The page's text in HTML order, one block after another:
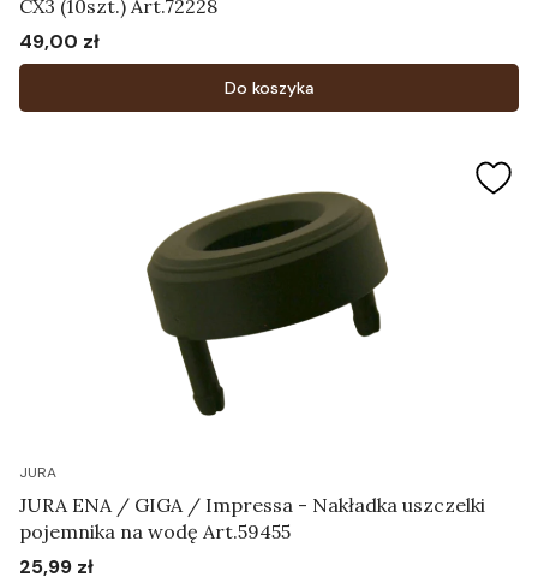
CX3 (10szt.) Art.72228
Cena
49,00 zł
Do koszyka
JURA
JURA ENA / GIGA / Impressa - Nakładka uszczelki
pojemnika na wodę Art.59455
25,99 zł